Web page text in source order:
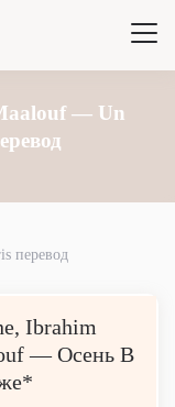
— Un
перевод
Ibrahim
— Осень В